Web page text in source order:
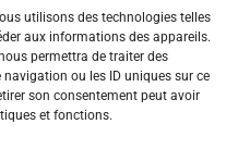
utilisons des technologies telles
aux informations des appareils.
permettra de traiter des
ou les ID uniques sur ce
son consentement peut avoir
et fonctions.
d’André-